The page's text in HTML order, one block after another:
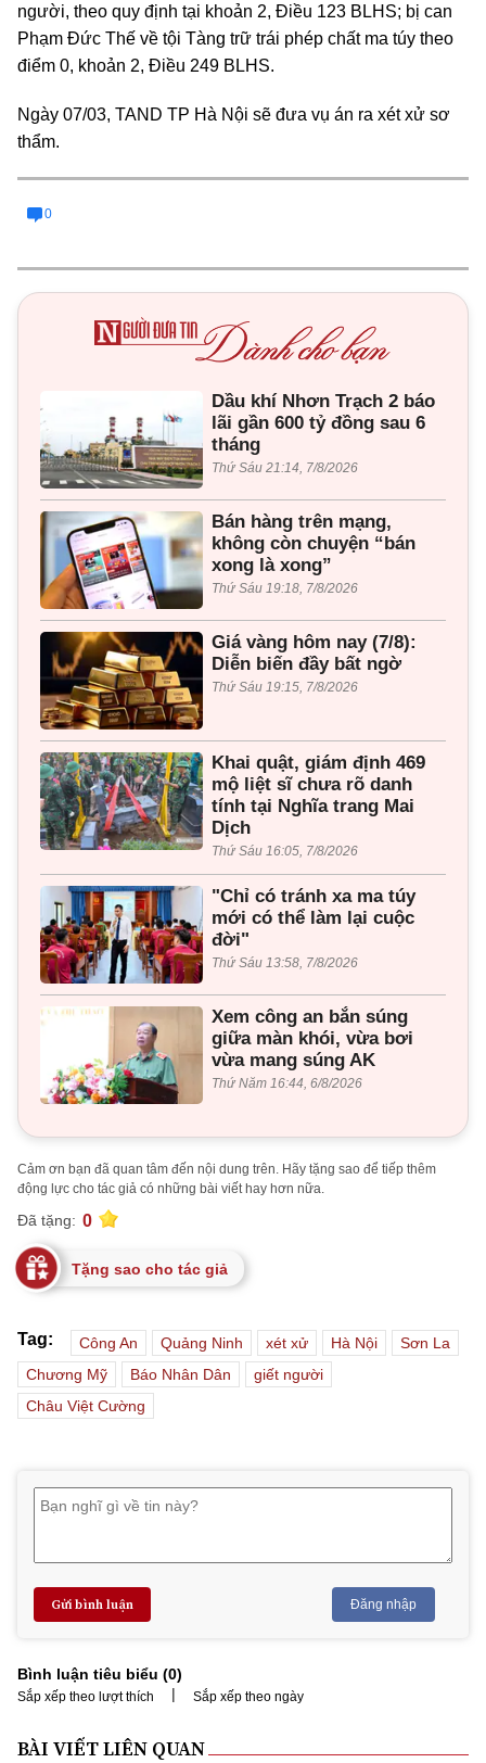
người, theo quy định tại khoản 2, Điều 123 BLHS; bị can
Phạm Đức Thế về tội Tàng trữ trái phép chất ma túy theo
điểm 0, khoản 2, Điều 249 BLHS.
Ngày 07/03, TAND TP Hà Nội sẽ đưa vụ án ra xét xử sơ
thẩm.
0
Dầu khí Nhơn Trạch 2 báo
lãi gần 600 tỷ đồng sau 6
tháng
Thứ Sáu 21:14, 7/8/2026
Bán hàng trên mạng,
không còn chuyện “bán
xong là xong”
Thứ Sáu 19:18, 7/8/2026
Giá vàng hôm nay (7/8):
Diễn biến đầy bất ngờ
Thứ Sáu 19:15, 7/8/2026
Khai quật, giám định 469
mộ liệt sĩ chưa rõ danh
tính tại Nghĩa trang Mai
Dịch
Thứ Sáu 16:05, 7/8/2026
"Chỉ có tránh xa ma túy
mới có thể làm lại cuộc
đời"
Thứ Sáu 13:58, 7/8/2026
Xem công an bắn súng
giữa màn khói, vừa bơi
vừa mang súng AK
Thứ Năm 16:44, 6/8/2026
Cảm ơn bạn đã quan tâm đến nội dung trên. Hãy tặng sao để tiếp thêm
động lực cho tác giả có những bài viết hay hơn nữa.
Đã tặng: 0
Tặng sao cho tác giả
Tag: Công An Quảng Ninh xét xử Hà Nội
Sơn La
Chương Mỹ
Báo Nhân Dân
giết người
Châu Việt Cường
Gửi bình luận Đăng nhập
Bình luận tiêu biểu (0)
Sắp xếp theo lượt thích | Sắp xếp theo ngày
BÀI VIẾT LIÊN QUAN